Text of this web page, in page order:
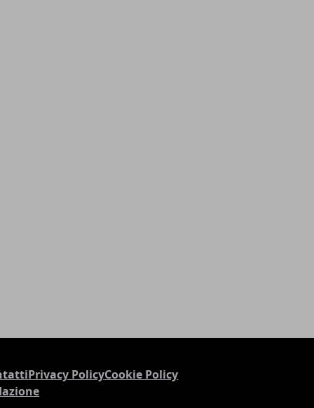
Privacy PolicyCookie Policy